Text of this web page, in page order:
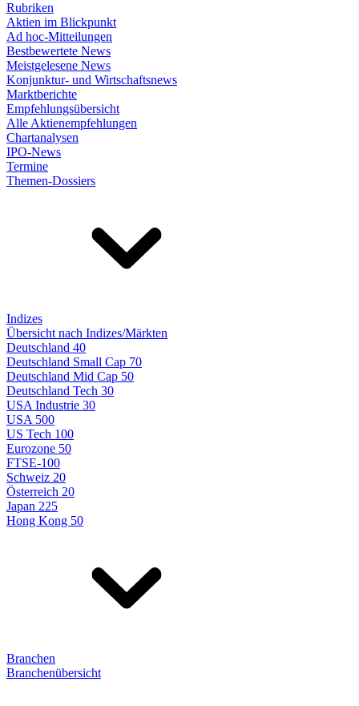
Rubriken
Aktien im Blickpunkt
Ad hoc-Mitteilungen
Bestbewertete News
Meistgelesene News
Konjunktur- und Wirtschaftsnews
Marktberichte
Empfehlungsübersicht
Alle Aktienempfehlungen
Chartanalysen
IPO-News
Termine
Themen-Dossiers
Indizes
Übersicht nach Indizes/Märkten
Deutschland 40
Deutschland Small Cap 70
Deutschland Mid Cap 50
Deutschland Tech 30
USA Industrie 30
USA 500
US Tech 100
Eurozone 50
FTSE-100
Schweiz 20
Österreich 20
Japan 225
Hong Kong 50
Branchen
Branchenübersicht